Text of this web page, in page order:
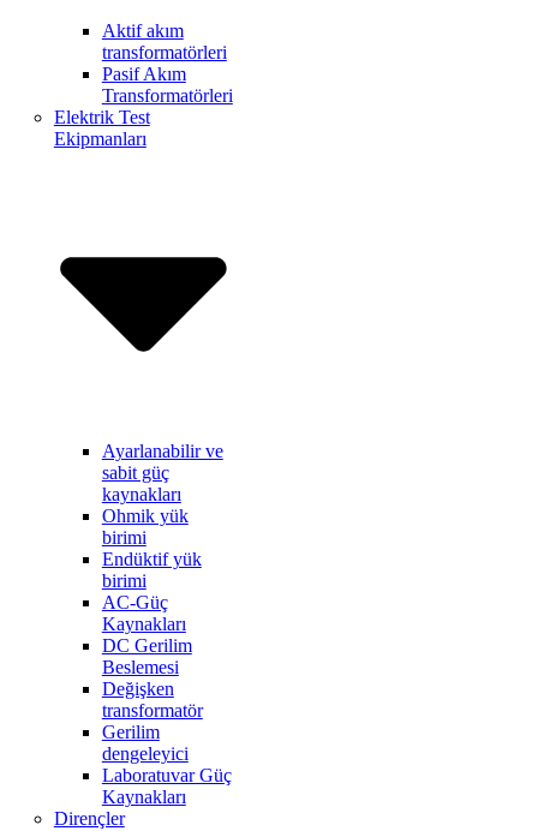
Aktif akım
transformatörleri
Pasif Akım
Transformatörleri
Elektrik Test
Ekipmanları
Ayarlanabilir ve
sabit güç
kaynakları
Ohmik yük
birimi
Endüktif yük
birimi
AC-Güç
Kaynakları
DC Gerilim
Beslemesi
Değişken
transformatör
Gerilim
dengeleyici
Laboratuvar Güç
Kaynakları
Dirençler